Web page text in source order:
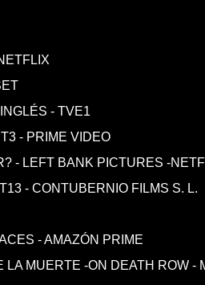
- TVE1
- PRIME VIDEO
- LEFT BANK PICTURES -
- CONTUBERNIO FILMS S. L.
- AMAZÓN PRIME
LA MUERTE -ON DEATH ROW -